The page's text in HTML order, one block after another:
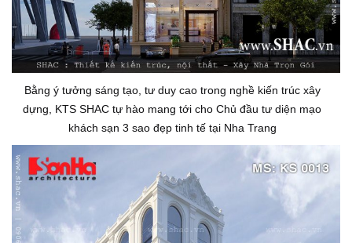
Bằng ý tưởng sáng tạo, tư duy cao trong nghề kiến trúc xây
dựng, KTS SHAC tự hào mang tới cho Chủ đầu tư diện mạo
khách sạn 3 sao đẹp tinh tế tại Nha Trang